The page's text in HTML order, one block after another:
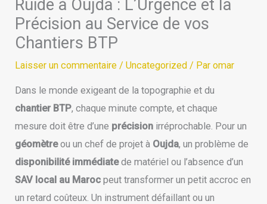
Ruide à Oujda : L’Urgence et la
Précision au Service de vos
Chantiers BTP
Laisser un commentaire /Uncategorized / Paromar
Dans le monde exigeant de la topographie et du
chantier BTP, chaque minute compte, et chaque
mesure doit être d’une précision irréprochable. Pour un
géomètreou un chef de projet à Oujda, un problème de
disponibilité immédiatede matériel ou l’absence d’un
SAV local au Maroc peut transformer un petit accroc en
un retard coûteux. Un instrument défaillant ou un